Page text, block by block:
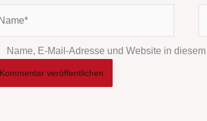
Name, E-Mail-Adresse und Website in